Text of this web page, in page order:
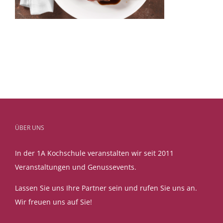
ÜBER UNS
In der 1A Kochschule veranstalten wir seit 2011
Veranstaltungen und Genussevents.
Lassen Sie uns Ihre Partner sein und rufen Sie uns an.
Wir freuen uns auf Sie!